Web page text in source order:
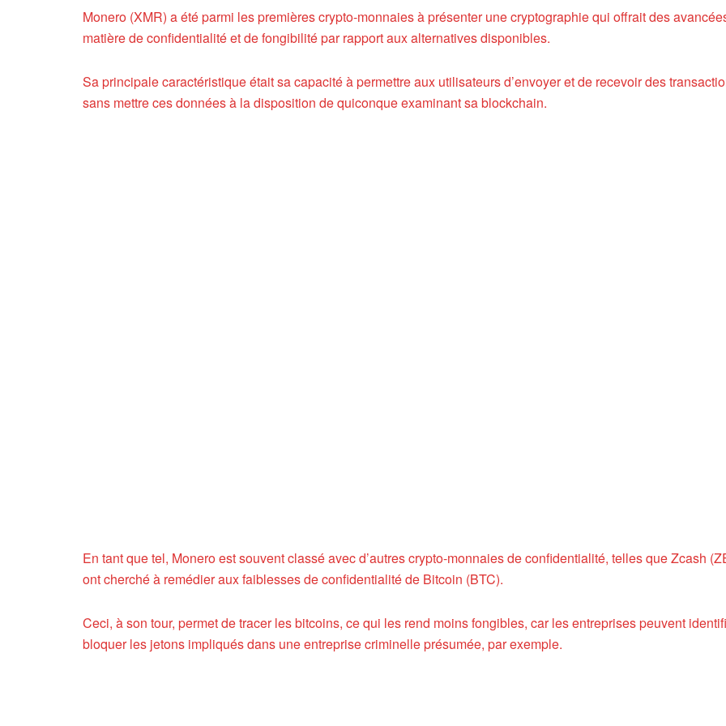
Monero (XMR) a été parmi les premières crypto-monnaies à présenter une cryptographie qui offrait des
matière de confidentialité et de fongibilité par rapport aux alternatives disponibles.
Sa principale caractéristique était sa capacité à permettre aux utilisateurs d’envoyer et de recevoir des
sans mettre ces données à la disposition de quiconque examinant sa blockchain.
En tant que tel, Monero est souvent classé avec d’autres crypto-monnaies de confidentialité, telles que Zcash
ont cherché à remédier aux faiblesses de confidentialité de Bitcoin (BTC).
Ceci, à son tour, permet de tracer les bitcoins, ce qui les rend moins fongibles, car les entreprises peuvent
bloquer les jetons impliqués dans une entreprise criminelle présumée, par exemple.